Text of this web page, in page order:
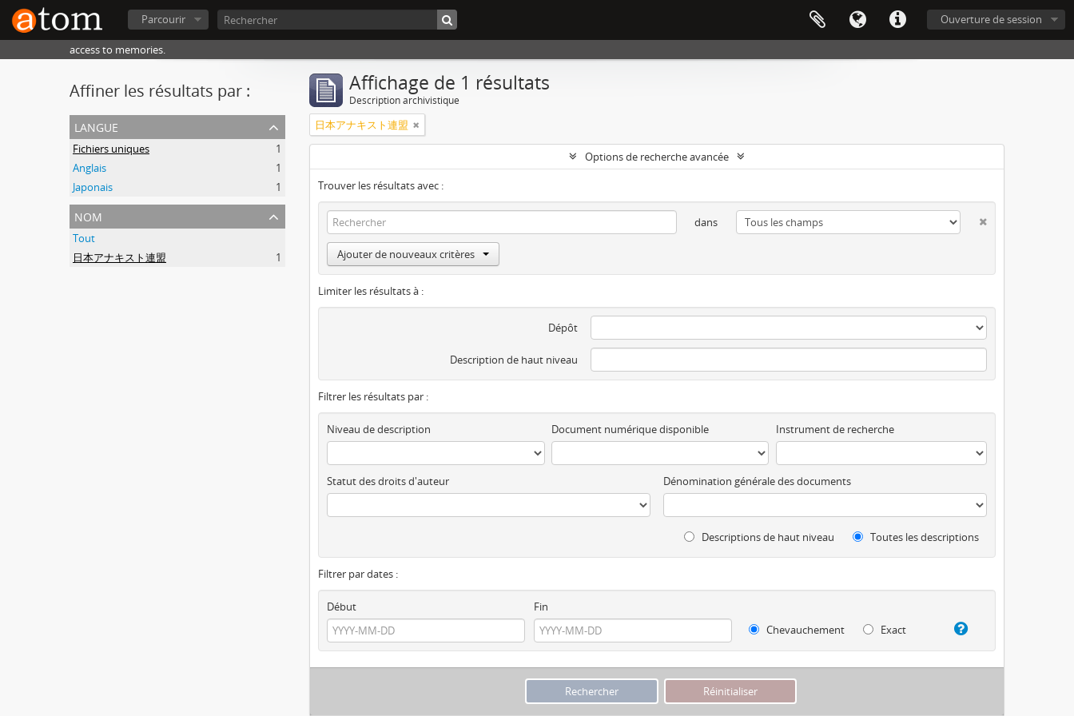
Ouverture de session
Parcourir
access to memories.
Affiner les résultats par :
langue
Fichiers uniques
1
Anglais
1
Japonais
1
nom
Tout
日本アナキスト連盟
1
Affichage de 1 résultats
Description archivistique
日本アナキスト連盟
Options de recherche avancée
Trouver les résultats avec :
dans
Ajouter de nouveaux critères
Limiter les résultats à :
Dépôt
Description de haut niveau
Filtrer les résultats par :
Niveau de description Document numérique disponible Instrument de recherche
Statut des droits d'auteur Dénomination générale des documents
Descriptions de haut niveau Toutes les descriptions
Filtrer par dates :
Début
Fin
Chevauchement
Exact